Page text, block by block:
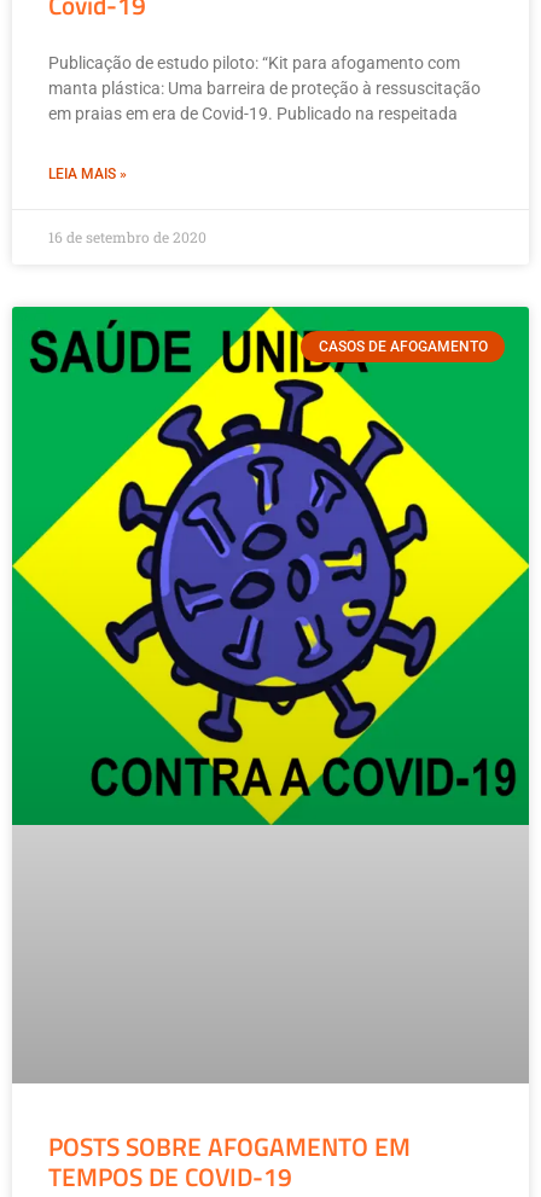
Publicação de estudo piloto: “Kit para afogamento com
manta plástica: Uma barreira de proteção à ressuscitação
em praias em era de Covid-19. Publicado na respeitada
LEIA MAIS »
16 de setembro de 2020
CASOS DE AFOGAMENTO
POSTS SOBRE AFOGAMENTO EM
TEMPOS DE COVID-19